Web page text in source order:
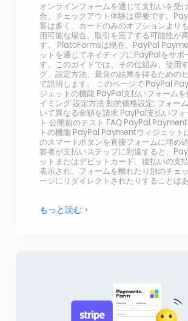
オンラインフォームを通じて支払いを受
合、チェックアウト体験は重要です。
客は多く、カードのみのオプションより
用可能な場合、取引を完了する可能性が
す。 PlatoFormsは現在、PayPal
ットを通じてネイティブにPayPalをサポ
す。このガイドでは、その仕組み、使用
グ、設定方法、最良の結果を得るための
て説明します。 このページで PayPal
ジェットの機能 PayPal支払いフォームを
イミング 設定方法 動的価格設定: フォー
いて異なる金額を請求 PayPal支払いフォ
ト 公開前のテスト FAQ PayPal
トの機能 PayPal Paymentウィジェット
のスマートボタンを直接フォームに埋め
答者が支払いステップに到達すると、
ットまたはデビットカード、後払いの支
表示され、フォームを離れたり別のチェ
ージにリダイレクトされたりすることはあ
もっと読む